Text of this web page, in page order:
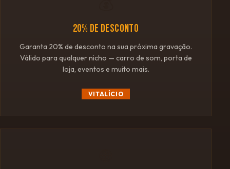
20% DE DESCONTO
Garanta 20% de desconto na sua próxima gravação.
Válido para qualquer nicho — carro de som, porta de
loja, eventos e muito mais.
VITALÍCIO